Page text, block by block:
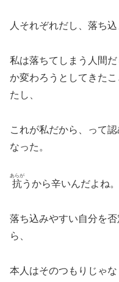
人それぞれだし、落ち
私は落ちてしまう人間
か変わろうとしてきた
たし、
これが私だから、って
なった。
抗
あらが
うから辛いんだよね。
落ち込みやすい自分を
ら、
本人はそのつもりじゃ